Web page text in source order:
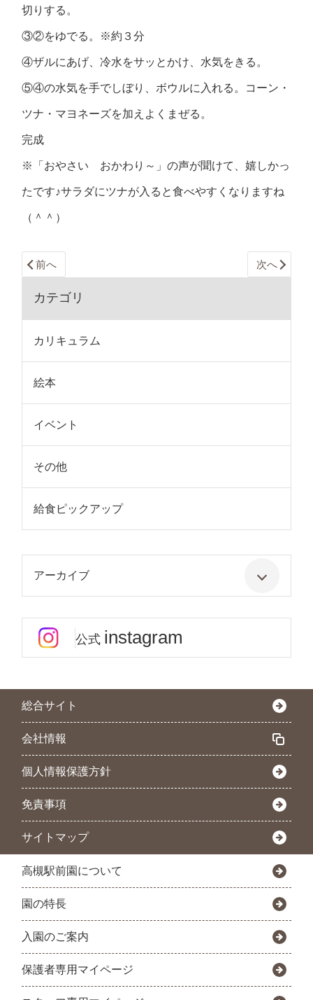
切りする。
③②をゆでる。※約３分
④ザルにあげ、冷水をサッとかけ、水気をきる。
⑤④の水気を手でしぼり、ボウルに入れる。コーン・
ツナ・マヨネーズを加えよくまぜる。
完成
※「おやさい おかわり～」の声が聞けて、嬉しかっ
たです♪サラダにツナが入ると食べやすくなりますね
（＾＾）
前へ 次へ
カテゴリ
カリキュラム
絵本
イベント
その他
給食ピックアップ
アーカイブ
公式 instagram
総合サイト
会社情報
個人情報保護方針
免責事項
サイトマップ
高槻駅前園について
園の特長
入園のご案内
保護者専用マイページ